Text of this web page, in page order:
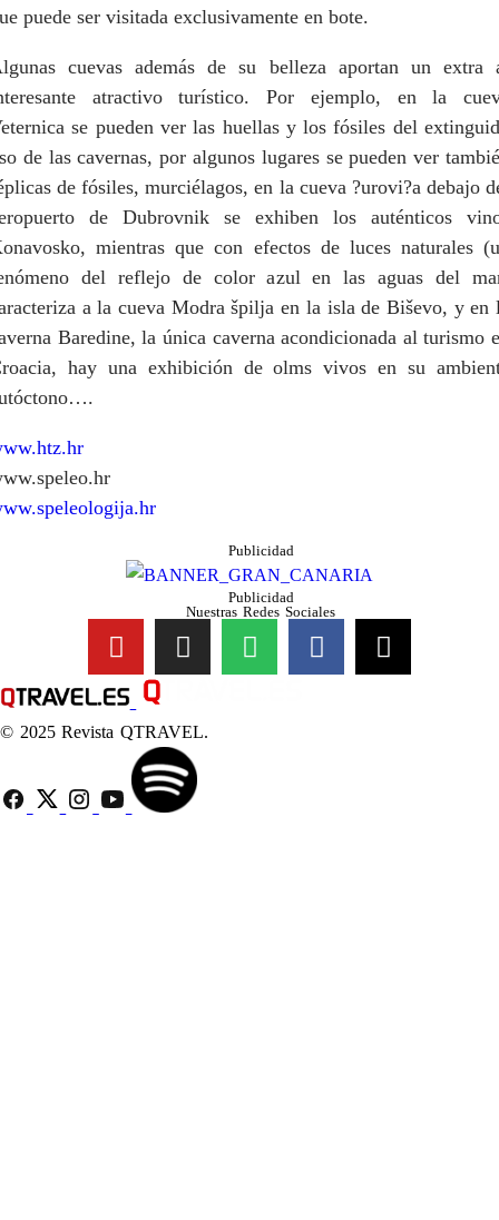
puede ser visitada exclusivamente en bote.
cuevas además de su belleza aportan un extra
atractivo turístico. Por ejemplo, en la
se pueden ver las huellas y los fósiles del
de las cavernas, por algunos lugares se pueden ver
de fósiles, murciélagos, en la cueva ?urovi?a debajo
de Dubrovnik se exhiben los auténticos
mientras que con efectos de luces naturales
del reflejo de color azul en las aguas del
a la cueva Modra špilja en la isla de Biševo, y en
Baredine, la única caverna acondicionada al turismo
hay una exhibición de olms vivos en su
Publicidad
Publicidad
Nuestras Redes Sociales
© 2025 Revista QTRAVEL.